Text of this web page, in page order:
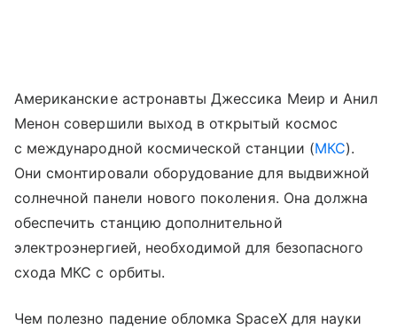
Американские астронавты Джессика Меир и Анил
Менон совершили выход в открытый космос
с международной космической станции (МКС).
Они смонтировали оборудование для выдвижной
солнечной панели нового поколения. Она должна
обеспечить станцию дополнительной
электроэнергией, необходимой для безопасного
схода МКС с орбиты.
Чем полезно падение обломка SpaceX для науки